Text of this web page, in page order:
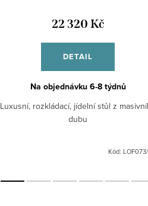
22 320 Kč
DETAIL
Na objednávku 6-8 týdnů
Luxusní, rozkládací, jídelní stůl z
dubu
Kód: